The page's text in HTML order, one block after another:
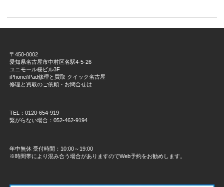
〒450-0002
愛知県名古屋市中村区名駅4-5-26
ユニモール桜ビル3F
iPhone/iPad修理と買取 クイック名古屋
修理と買取のご依頼・お問合せは
TEL：0120-654-919
繋がらない場合：052-462-9194
年中無休 受付時間：10:00～19:00
※時間帯により混み合う場合がありますのでWeb予約をお勧めします。